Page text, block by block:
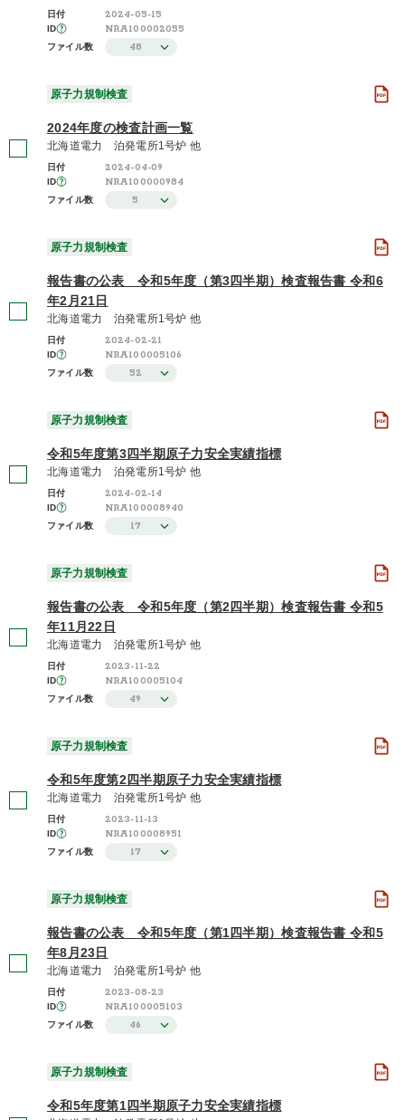
日付 2024-05-15
ID NRA100002055
ファイル数 48
原子力規制検査
2024年度の検査計画一覧
北海道電力 泊発電所1号炉 他
日付 2024-04-09
ID NRA100000984
ファイル数 5
原子力規制検査
報告書の公表 令和5年度（第3四半期）検査報告書 令和6
年2月21日
北海道電力 泊発電所1号炉 他
日付 2024-02-21
ID NRA100005106
ファイル数 52
原子力規制検査
令和5年度第3四半期原子力安全実績指標
北海道電力 泊発電所1号炉 他
日付 2024-02-14
ID NRA100008940
ファイル数 17
原子力規制検査
報告書の公表 令和5年度（第2四半期）検査報告書 令和5
年11月22日
北海道電力 泊発電所1号炉 他
日付 2023-11-22
ID NRA100005104
ファイル数 49
原子力規制検査
令和5年度第2四半期原子力安全実績指標
北海道電力 泊発電所1号炉 他
日付 2023-11-13
ID NRA100008951
ファイル数 17
原子力規制検査
報告書の公表 令和5年度（第1四半期）検査報告書 令和5
年8月23日
北海道電力 泊発電所1号炉 他
日付 2023-08-23
ID NRA100005103
ファイル数 46
原子力規制検査
令和5年度第1四半期原子力安全実績指標